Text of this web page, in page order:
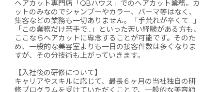
ヘアカット専門店「QBハウス」でのヘアカット業務。カ
ットのみなのでシャンプーやカラー、パーマ等はなく、
集客などの業務も一切ありません。「手荒れが辛くて…」
「この業務だけ苦手で…」といった苦い経験がある方も、
ここならヘアカットに専念することが可能です。そのた
め、一般的な美容室よりも一日の接客件数は多くなりま
すが、その分技術も上がっていきます。
【入社後の研修について】
キャリアやスキルに応じて、最長６ヶ月の当社独自の研
修プログラムを受けていただくことで、一般的な美容師